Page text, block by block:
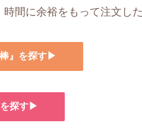
間に余裕をもって注文し
』を探す▶
探す▶